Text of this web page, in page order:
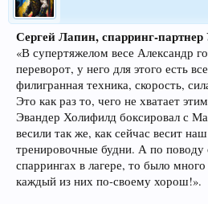
Сергей Лапин, спарринг-партнер
«В супертяжелом весе Александр
переворот, у него для этого есть
филигранная техника, скорость,
Это как раз то, чего не хватает
Эвандер Холифилд боксировал с
весили так же, как сейчас весит
тренировочные будни. А по поводу
спаррингах в лагере, то было
каждый из них по-своему хорош!».